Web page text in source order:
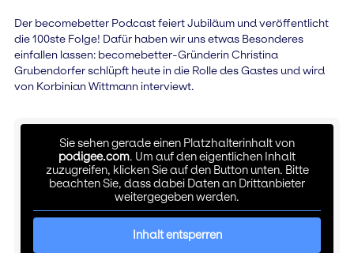
Der becomebetter Podcast feiert Jubiläum und veröffentlicht
die 100ste Folge! Dafür haben wir uns etwas Besonderes
einfallen lassen: becomebetter-Gründerin Christina
Grubendorfer schlüpft heute in die Rolle des Gastes und wird
von Korbinian Wittmann interviewt.
Sie sehen gerade einen Platzhalterinhalt von
podigee.com. Um auf den eigentlichen Inhalt
zuzugreifen, klicken Sie auf den Button unten. Bitte
beachten Sie, dass dabei Daten an Drittanbieter
weitergegeben werden.
Inhalt entsperren